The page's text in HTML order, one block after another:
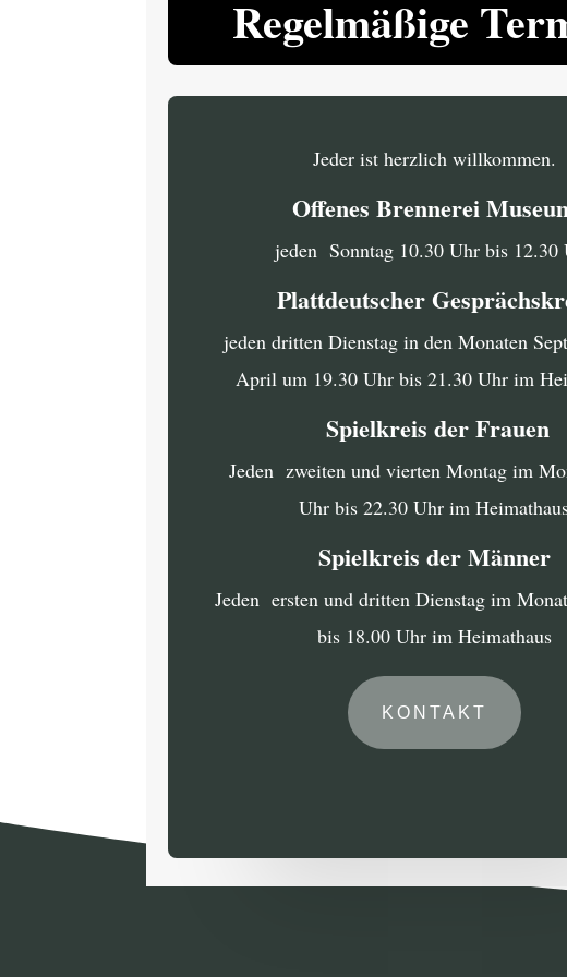
Regelmäßige
Jeder ist herzlich willkommen.
Offenes Brennerei
jeden Sonntag 10.30 Uhr bis 12.30
Plattdeutscher
jeden dritten Dienstag in den Monaten
April um 19.30 Uhr bis 21.30 Uhr im
Spielkreis der Frauen
Jeden zweiten und vierten Montag im
Uhr bis 22.30 Uhr im
Spielkreis der Männer
Jeden ersten und dritten Dienstag im
bis 18.00 Uhr im Heimathaus
KONTAKT